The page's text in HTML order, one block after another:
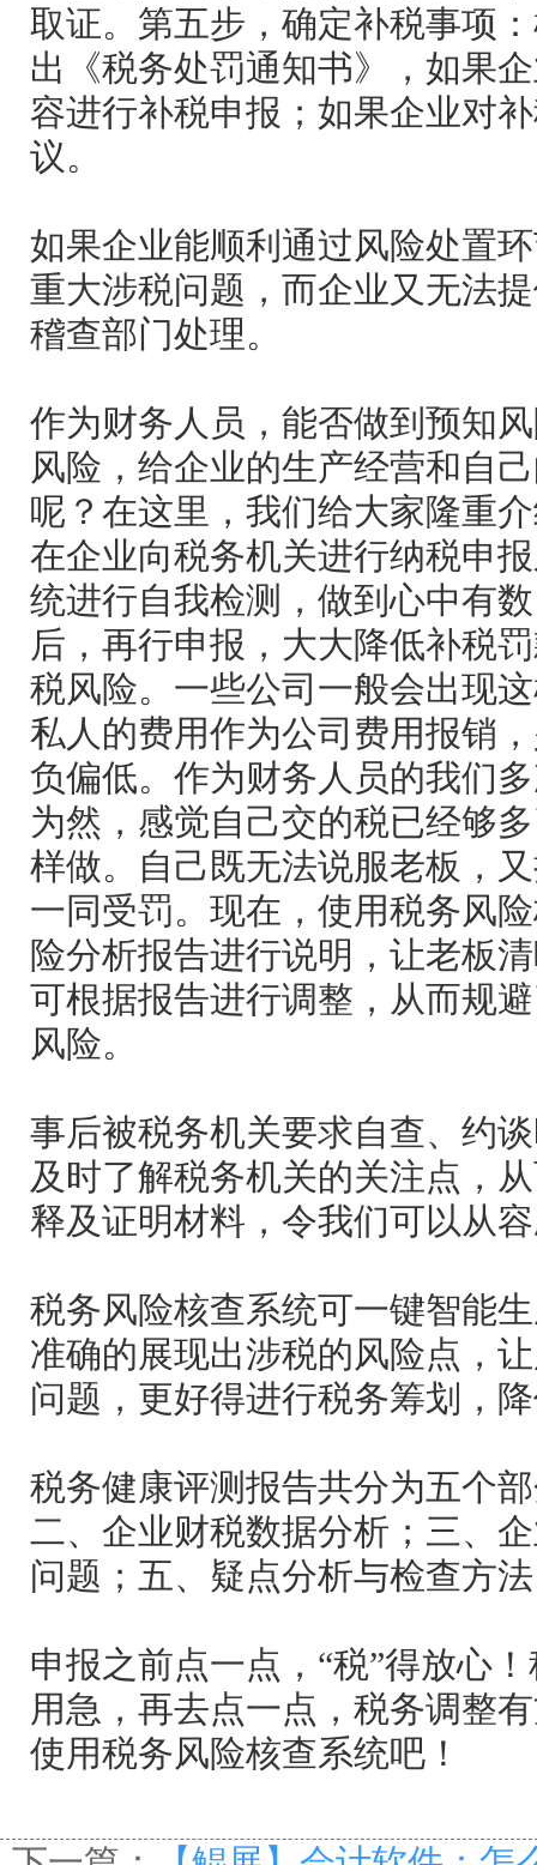
取证。第五步，确定补税事项
出《税务处罚通知书》，如果
容进行补税申报；如果企业对
议。
如果企业能顺利通过风险处置
重大涉税问题，而企业又无法
稽查部门处理。
作为财务人员，能否做到预知
风险，给企业的生产经营和自
呢？在这里，我们给大家隆重
在企业向税务机关进行纳税申
统进行自我检测，做到心中有
后，再行申报，大大降低补税
税风险。一些公司一般会出现
私人的费用作为公司费用报销
负偏低。作为财务人员的我们
为然，感觉自己交的税已经够
样做。自己既无法说服老板，
一同受罚。现在，使用税务风
险分析报告进行说明，让老板
可根据报告进行调整，从而规
风险。
事后被税务机关要求自查、约
及时了解税务机关的关注点，
释及证明材料，令我们可以从
税务风险核查系统可一键智能
准确的展现出涉税的风险点，
问题，更好得进行税务筹划，
税务健康评测报告共分为五个
二、企业财税数据分析；三、
问题；五、疑点分析与检查方
申报之前点一点，“税”得放心
用急，再去点一点，税务调整
使用税务风险核查系统吧！